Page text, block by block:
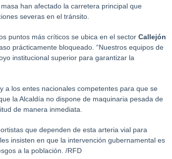
han afectado la carretera principal que
severas en el tránsito.
puntos más críticos se ubica en el sector Callejón
prácticamente bloqueado. “Nuestros equipos de
institucional superior para garantizar la
y a los entes nacionales competentes para que se
la Alcaldía no dispone de maquinaria pesada de
de manera inmediata.
que dependen de esta arteria vial para
insisten en que la intervención gubernamental es
a la población. /RFD